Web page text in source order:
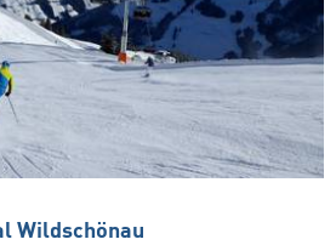
Wildschönau